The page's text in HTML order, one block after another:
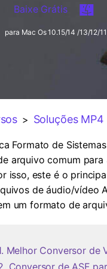
Baixe Grátis
para Mac Os 10.15/14 /13/12/
> Soluções MP4
Formato de
arquivo comum
isso, este é o
de áudio/vídeo
um formato de
Melhor Conversor de
Conversor de ASF